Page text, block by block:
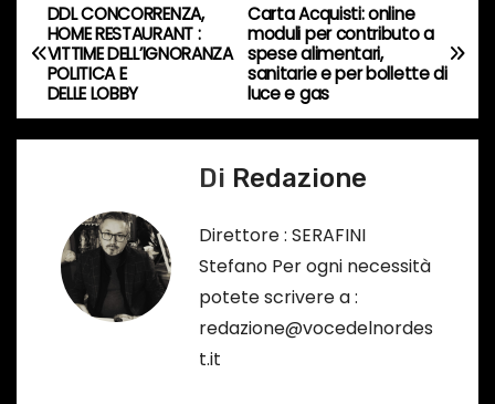
o
r
s
…
N
a
v
Carta Acquisti: online
moduli per contributo a
spese alimentari,
sanitarie e per bollette di
luce e gas
DDL CONCORRENZA,
HOME RESTAURANT :
VITTIME DELL’IGNORANZA
POLITICA E
DELLE LOBBY
Di Redazione
Direttore : SERAFINI
Stefano Per ogni necessità
potete scrivere a :
redazione@vocedelnordes
t.it